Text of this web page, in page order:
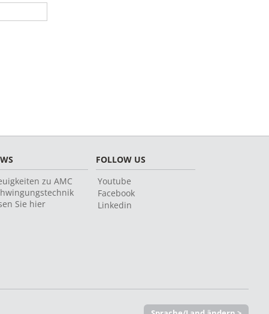
zu AMC
Sie hier
FOLLOW US
Youtube
Facebook
Linkedin